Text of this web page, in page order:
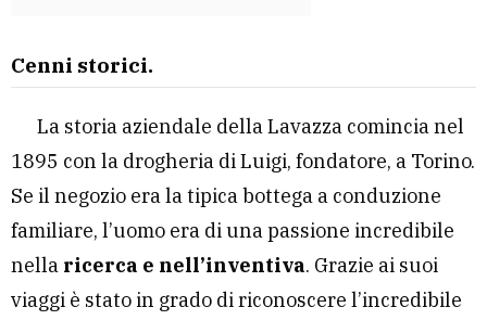
Cenni storici.
La storia aziendale della Lavazza comincia nel
1895 con la drogheria di Luigi, fondatore, a Torino.
Se il negozio era la tipica bottega a conduzione
familiare, l’uomo era di una passione incredibile
nella ricerca e nell’inventiva. Grazie ai suoi
viaggi è stato in grado di riconoscere l’incredibile